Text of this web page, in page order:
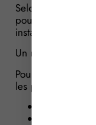
Selon elle, elle a
pouvait bénéficier
installations
Un
Pour rappel, un
les personnes